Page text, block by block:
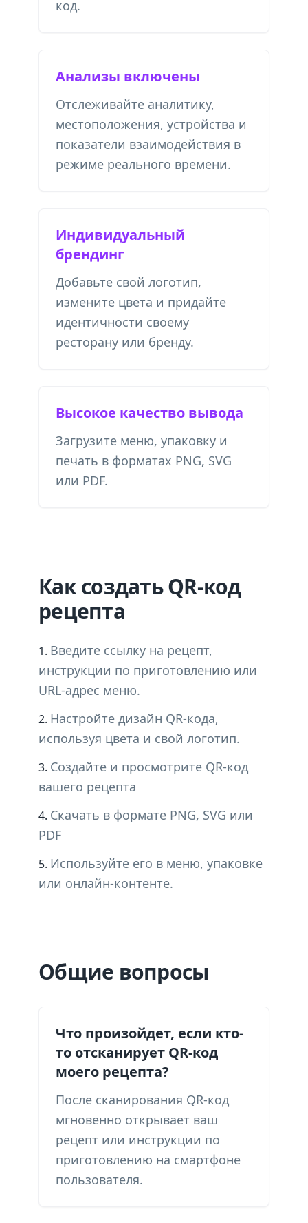
код.
Анализы включены
Отслеживайте аналитику,
местоположения, устройства и
показатели взаимодействия в
режиме реального времени.
Индивидуальный
брендинг
Добавьте свой логотип,
измените цвета и придайте
идентичности своему
ресторану или бренду.
Высокое качество вывода
Загрузите меню, упаковку и
печать в форматах PNG, SVG
или PDF.
Как создать QR-код
рецепта
Введите ссылку на рецепт,
инструкции по приготовлению или
URL-адрес меню.
Настройте дизайн QR-кода,
используя цвета и свой логотип.
Создайте и просмотрите QR-код
вашего рецепта
Скачать в формате PNG, SVG или
PDF
Используйте его в меню, упаковке
или онлайн-контенте.
Общие вопросы
Что произойдет, если кто-
то отсканирует QR-код
моего рецепта?
После сканирования QR-код
мгновенно открывает ваш
рецепт или инструкции по
приготовлению на смартфоне
пользователя.